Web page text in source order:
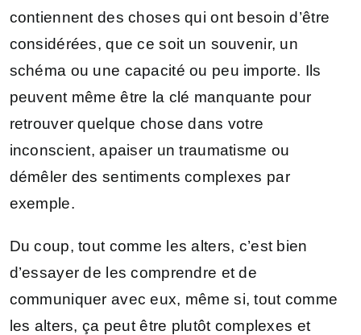
contiennent des choses qui ont besoin d’être
considérées, que ce soit un souvenir, un
schéma ou une capacité ou peu importe. Ils
peuvent même être la clé manquante pour
retrouver quelque chose dans votre
inconscient, apaiser un traumatisme ou
démêler des sentiments complexes par
exemple.
Du coup, tout comme les alters, c’est bien
d’essayer de les comprendre et de
communiquer avec eux, même si, tout comme
les alters, ça peut être plutôt complexes et